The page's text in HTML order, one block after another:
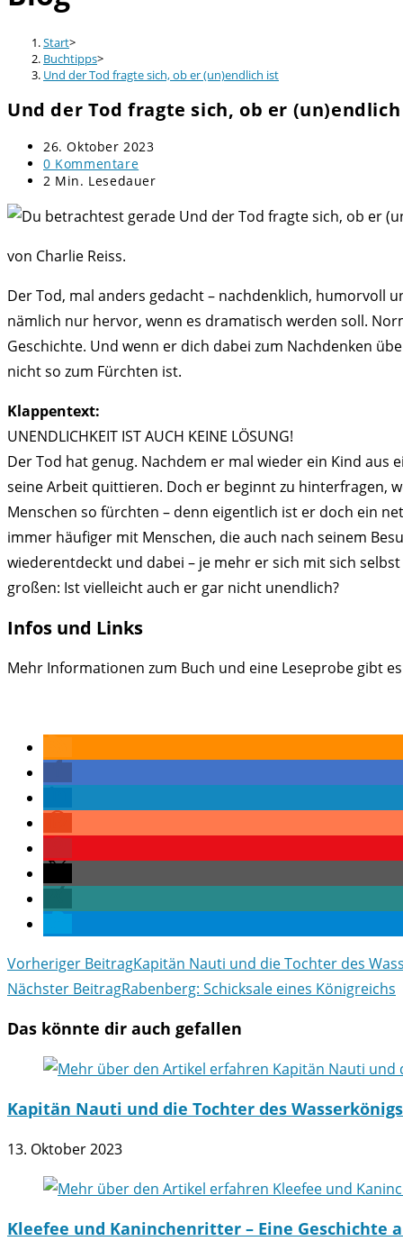
Start>
Buchtipps>
Und der Tod fragte sich, ob er (un)endlich ist
Und der Tod fragte sich, ob er
Beitrag
veröffentlicht:
26. Oktober 2023
Beitrags-
Kommentare:
0 Kommentare
Lesedauer:
2 Min. Lesedauer
von Charlie Reiss.
Der Tod, mal anders gedacht – nachdenklich, humorvoll
nämlich nur hervor, wenn es dramatisch werden soll.
Geschichte. Und wenn er dich dabei zum Nachdenken
nicht so zum Fürchten ist.
Klappentext:
UNENDLICHKEIT IST AUCH KEINE LÖSUNG!
Der Tod hat genug. Nachdem er mal wieder ein Kind
seine Arbeit quittieren. Doch er beginnt zu hinterfragen,
Menschen so fürchten – denn eigentlich ist er doch ein
immer häufiger mit Menschen, die auch nach seinem
wiederentdeckt und dabei – je mehr er sich mit sich
großen: Ist vielleicht auch er gar nicht unendlich?
Infos und Links
Mehr Informationen zum Buch und eine Leseprobe gibt
Weitere
Artikel
Vorheriger BeitragKapitän Nauti und die Tochter des
Nächster BeitragRabenberg: Schicksale eines Königreichs
Das könnte dir auch gefallen
Kapitän Nauti und die Tochter des Wasserkönigs
13. Oktober 2023
Kleefee und Kaninchenritter – Eine Geschichte